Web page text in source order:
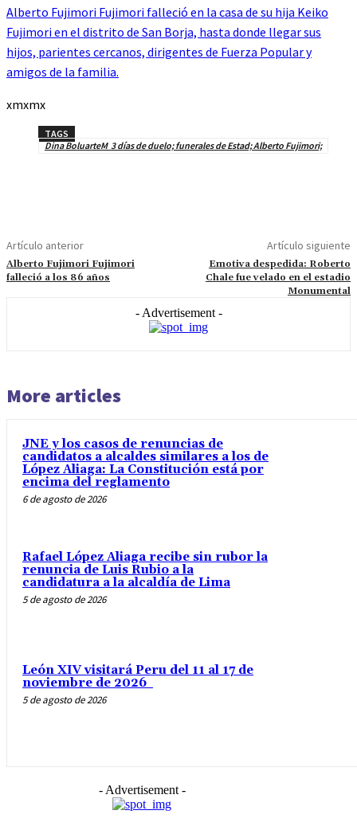
Alberto Fujimori Fujimori falleció en la casa de su hija Keiko
Fujimori en el distrito de San Borja, hasta donde llegar sus
hijos, parientes cercanos, dirigentes de Fuerza Popular y
amigos de la familia.
xmxmx
TAGS
Dina BoluarteM 3 días de duelo; funerales de Estad; Alberto Fujimori;
Artículo anterior
Alberto Fujimori Fujimori
falleció a los 86 años
Artículo siguiente
Emotiva despedida: Roberto
Chale fue velado en el estadio
Monumental
- Advertisement -
More articles
JNE y los casos de renuncias de
candidatos a alcaldes similares a los de
López Aliaga: La Constitución está por
encima del reglamento
6 de agosto de 2026
Rafael López Aliaga recibe sin rubor la
renuncia de Luis Rubio a la
candidatura a la alcaldía de Lima
5 de agosto de 2026
León XIV visitará Peru del 11 al 17 de
noviembre de 2026
5 de agosto de 2026
- Advertisement -